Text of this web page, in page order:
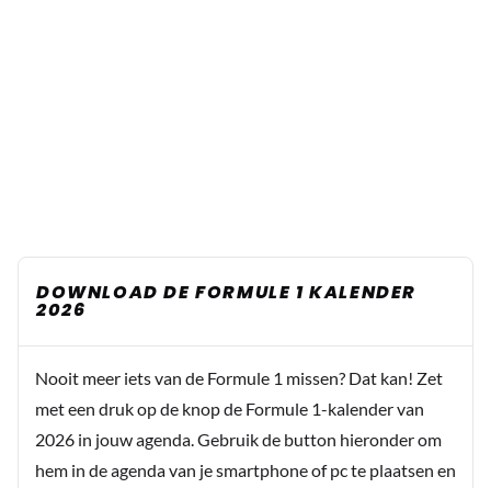
DOWNLOAD DE FORMULE 1 KALENDER
2026
Nooit meer iets van de Formule 1 missen? Dat kan! Zet
met een druk op de knop de Formule 1-kalender van
2026 in jouw agenda. Gebruik de button hieronder om
hem in de agenda van je smartphone of pc te plaatsen en